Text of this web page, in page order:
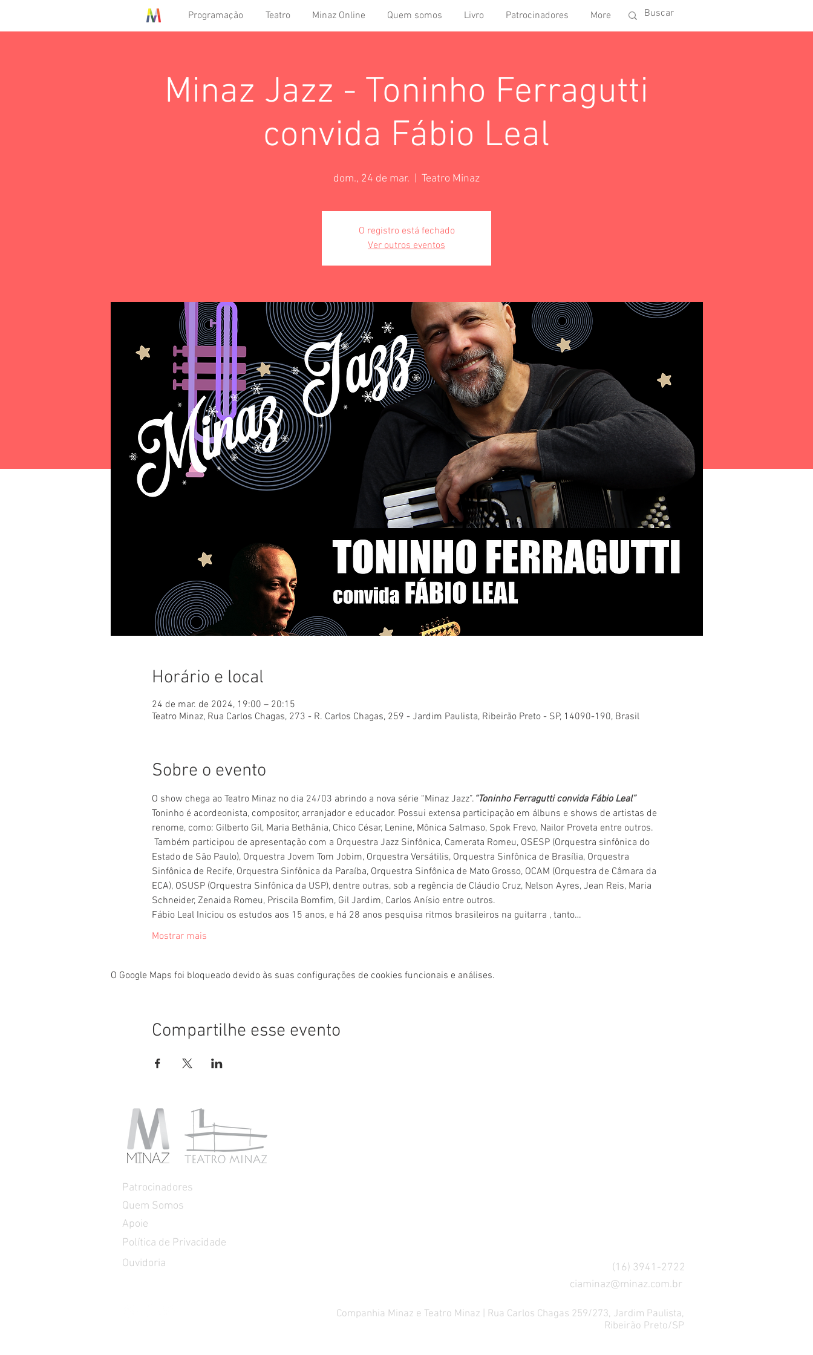
Programação Teatro Minaz Online Quem somos Livro Patrocinadores More
Minaz Jazz - Toninho Ferragutti
convida Fábio Leal
dom., 24 de mar. Teatro Minaz
O registro está fechado
Ver outros eventos
Horário e local
24 de mar. de 2024, 19:00 – 20:15
Teatro Minaz, Rua Carlos Chagas, 273 - R. Carlos Chagas, 259 - Jardim Paulista, Ribeirão Preto - SP, 14090-190, Brasil
Sobre o evento
O show chega ao Teatro Minaz no dia 24/03 abrindo a nova série “Minaz Jazz”. “Toninho Ferragutti convida Fábio Leal”
Toninho é acordeonista, compositor, arranjador e educador. Possui extensa participação em álbuns e shows de artistas de
renome, como: Gilberto Gil, Maria Bethânia, Chico César, Lenine, Mônica Salmaso, Spok Frevo, Nailor Proveta entre outros.
Também participou de apresentação com a Orquestra Jazz Sinfônica, Camerata Romeu, OSESP (Orquestra sinfônica do
Estado de São Paulo), Orquestra Jovem Tom Jobim, Orquestra Versátilis, Orquestra Sinfônica de Brasília, Orquestra
Sinfônica de Recife, Orquestra Sinfônica da Paraíba, Orquestra Sinfônica de Mato Grosso, OCAM (Orquestra de Câmara da
ECA), OSUSP (Orquestra Sinfônica da USP), dentre outras, sob a regência de Cláudio Cruz, Nelson Ayres, Jean Reis, Maria
Schneider, Zenaida Romeu, Priscila Bomfim, Gil Jardim, Carlos Anísio entre outros.
Fábio Leal Iniciou os estudos aos 15 anos, e há 28 anos pesquisa ritmos brasileiros na guitarra , tanto…
Mostrar mais
O Google Maps foi bloqueado devido às suas configurações de cookies funcionais e análises.
Compartilhe esse evento
Patrocinadores
Quem Somos
Apoie
Política de Privacidade
Ouvidoria
(16) 3941-2722
ciaminaz@minaz.com.br
Companhia Minaz e Teatro Minaz | Rua Carlos Chagas 259/273, Jardim Paulista,
Ribeirão Preto/SP